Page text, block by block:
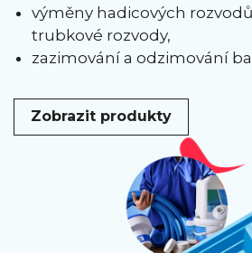
výměny hadicových
trubkové rozvody,
zazimování a odzimování
Zobrazit produkty